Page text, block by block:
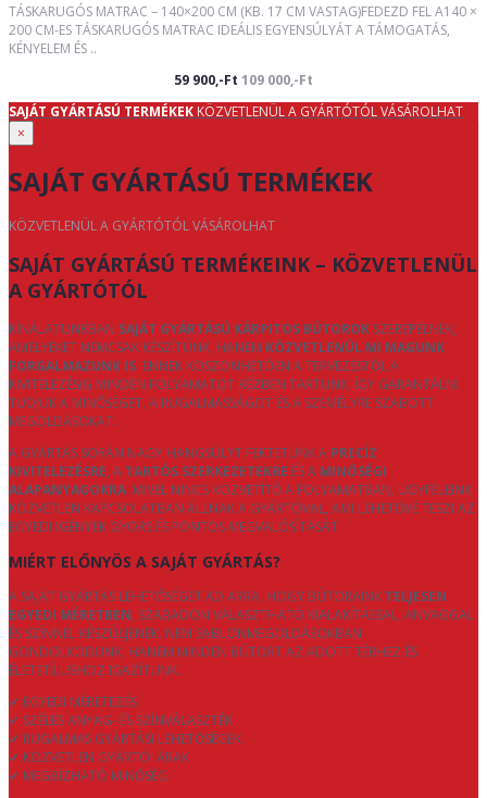
TÁSKARUGÓS MATRAC – 140×200 CM (KB. 17 CM VASTAG)FEDEZD FEL A140 ×
200 CM-ES TÁSKARUGÓS MATRAC IDEÁLIS EGYENSÚLYÁT A TÁMOGATÁS,
KÉNYELEM ÉS ..
59 900,-Ft 109 000,-Ft
SAJÁT GYÁRTÁSÚ TERMÉKEK KÖZVETLENÜL A GYÁRTÓTÓL VÁSÁROLHAT
×
SAJÁT GYÁRTÁSÚ TERMÉKEK
KÖZVETLENÜL A GYÁRTÓTÓL VÁSÁROLHAT
SAJÁT GYÁRTÁSÚ TERMÉKEINK – KÖZVETLENÜL
A GYÁRTÓTÓL
KÍNÁLATUNKBAN SAJÁT GYÁRTÁSÚ KÁRPITOS BÚTOROK SZEREPELNEK,
AMELYEKET NEMCSAK KÉSZÍTÜNK, HANEM KÖZVETLENÜL MI MAGUNK
FORGALMAZUNK IS. ENNEK KÖSZÖNHETŐEN A TERVEZÉSTŐL A
KIVITELEZÉSIG MINDEN FOLYAMATOT KÉZBEN TARTUNK, ÍGY GARANTÁLNI
TUDJUK A MINŐSÉGET, A RUGALMASSÁGOT ÉS A SZEMÉLYRE SZABOTT
MEGOLDÁSOKAT.
A GYÁRTÁS SORÁN NAGY HANGSÚLYT FEKTETÜNK A PRECÍZ
KIVITELEZÉSRE, A TARTÓS SZERKEZETEKRE ÉS A MINŐSÉGI
ALAPANYAGOKRA. MIVEL NINCS KÖZVETÍTŐ A FOLYAMATBAN, ÜGYFELEINK
KÖZVETLEN KAPCSOLATBAN ÁLLNAK A GYÁRTÓVAL, AMI LEHETŐVÉ TESZI AZ
EGYEDI IGÉNYEK GYORS ÉS PONTOS MEGVALÓSÍTÁSÁT.
MIÉRT ELŐNYÖS A SAJÁT GYÁRTÁS?
A SAJÁT GYÁRTÁS LEHETŐSÉGET AD ARRA, HOGY BÚTORAINK TELJESEN
EGYEDI MÉRETBEN, SZABADON VÁLASZTHATÓ KIALAKÍTÁSSAL, ANYAGGAL
ÉS SZÍNNEL KÉSZÜLJENEK. NEM SABLONMEGOLDÁSOKBAN
GONDOLKODUNK, HANEM MINDEN BÚTORT AZ ADOTT TÉRHEZ ÉS
ÉLETSTÍLUSHOZ IGAZÍTUNK.
✔ EGYEDI MÉRETEZÉS
✔ SZÉLES ANYAG- ÉS SZÍNVÁLASZTÉK
✔ RUGALMAS GYÁRTÁSI LEHETŐSÉGEK
✔ KÖZVETLEN GYÁRTÓI ÁRAK
✔ MEGBÍZHATÓ MINŐSÉG